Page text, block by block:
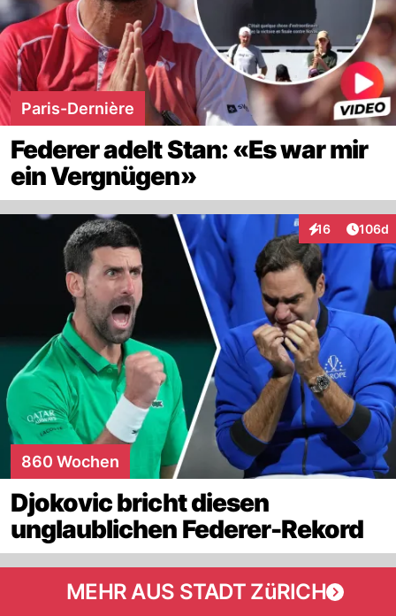
Paris-Dernière
Federer adelt Stan: «Es war mir
ein Vergnügen»
16
Interaktionen
106d
860 Wochen
Djokovic bricht diesen
unglaublichen Federer-Rekord
MEHR AUS STADT ZüRICH